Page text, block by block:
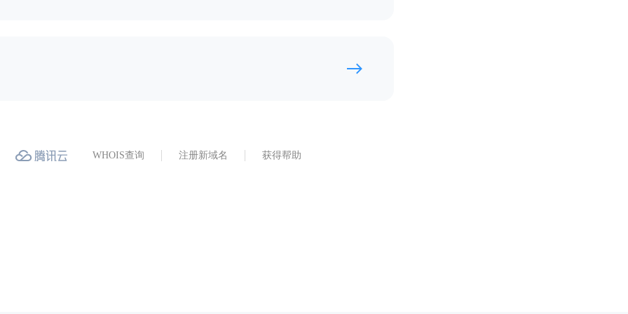
WHOIS查询 注册新域名 获得帮助